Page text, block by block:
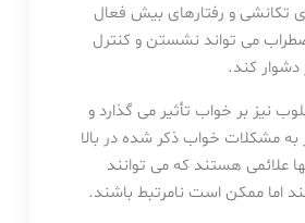
تکانشی و رفتارهای بیش فعال
می تواند نشستن و کنترل
دشوار کند.
نیز بر خواب تأثیر می گذارد و
به مشکلات خواب ذکر شده در بالا
علائمی هستند که می توانند